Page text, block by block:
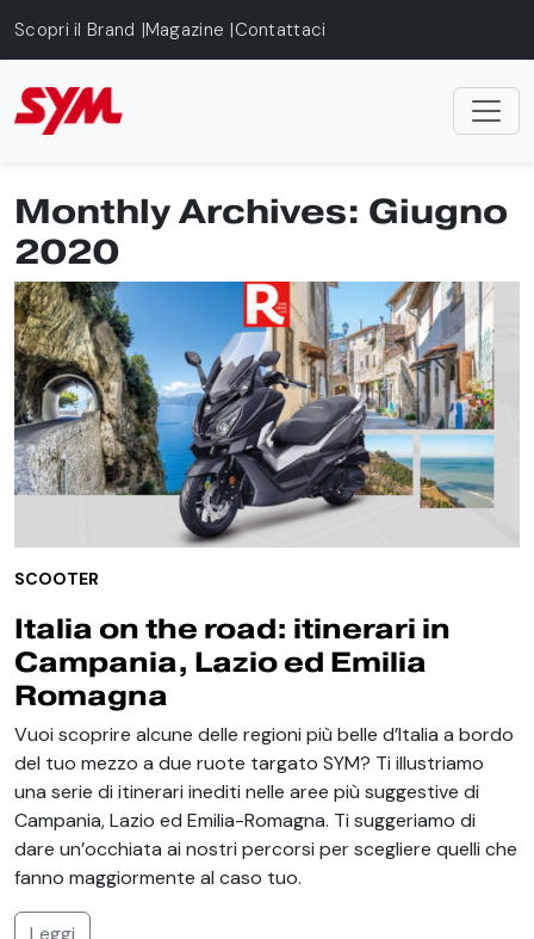
Scopri il Brand Magazine Contattaci
Monthly Archives: Giugno
2020
SCOOTER
Italia on the road: itinerari in
Campania, Lazio ed Emilia
Romagna
Vuoi scoprire alcune delle regioni più belle d’Italia a bordo
del tuo mezzo a due ruote targato SYM? Ti illustriamo
una serie di itinerari inediti nelle aree più suggestive di
Campania, Lazio ed Emilia-Romagna. Ti suggeriamo di
dare un’occhiata ai nostri percorsi per scegliere quelli che
fanno maggiormente al caso tuo.
Leggi